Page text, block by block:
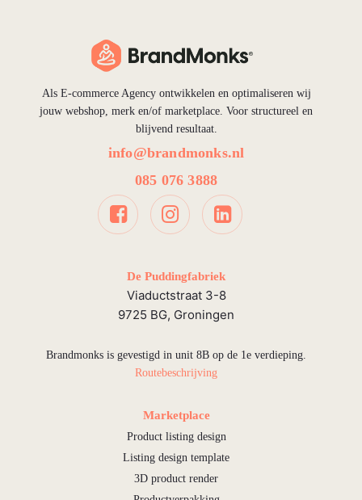
Als E-commerce Agency ontwikkelen en optimaliseren wij
jouw webshop, merk en/of marketplace. Voor structureel en
blijvend resultaat.
info@brandmonks.nl
085 076 3888
De Puddingfabriek
Viaductstraat 3-8
9725 BG, Groningen
Brandmonks is gevestigd in unit 8B op de 1e verdieping.
Routebeschrijving
Marketplace
Product listing design
Listing design template
3D product render